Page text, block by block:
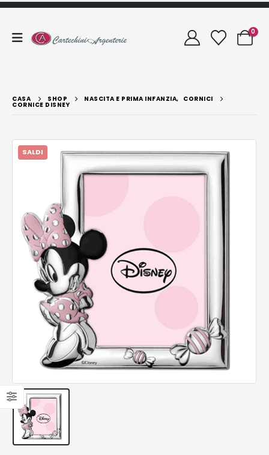
0
CASA SHOP NASCITA E PRIMA INFANZIA, CORNICI
CORNICE DISNEY
SALDI